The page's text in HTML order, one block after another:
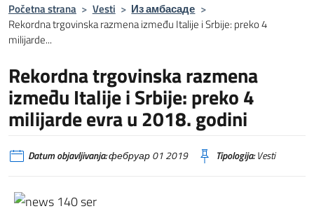
Početna strana > Vesti > Из амбасаде >
Rekordna trgovinska razmena između Italije i Srbije: preko 4
milijarde...
Rekordna trgovinska razmena
između Italije i Srbije: preko 4
milijarde evra u 2018. godini
Datum objavljivanja:фебруар 01 2019 Tipologija:Vesti